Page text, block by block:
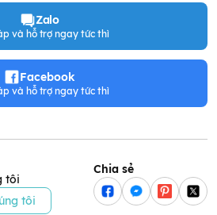
Zalo
và hỗ trợ ngay tức thì
Facebook
và hỗ trợ ngay tức thì
tôi
tôi
Chia sẻ